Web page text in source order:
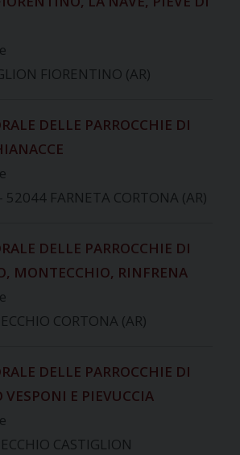
FIORENTINO (AR)
DELLE PARROCCHIE DI
FARNETA CORTONA (AR)
DELLE PARROCCHIE DI
MONTECCHIO, RINFRENA
CORTONA (AR)
DELLE PARROCCHIE DI
E PIEVUCCIA
CASTIGLION